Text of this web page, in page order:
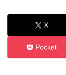
X
Pocket